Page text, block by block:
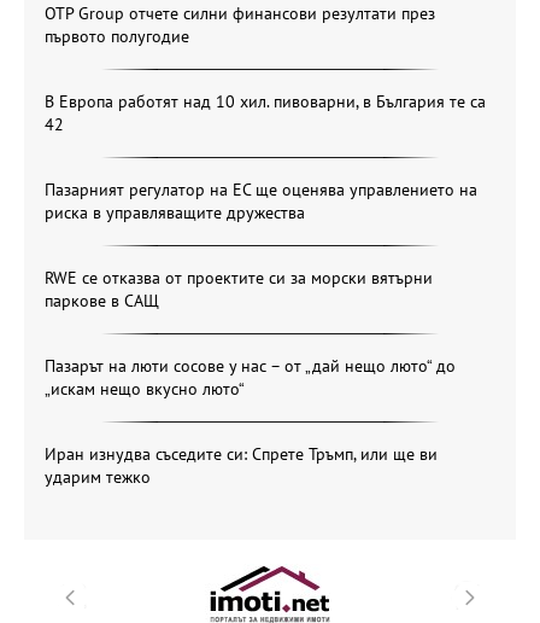
OTP Group отчете силни финансови резултати през
първото полугодие
В Европа работят над 10 хил. пивоварни, в България те са
42
Пазарният регулатор на ЕС ще оценява управлението на
риска в управляващите дружества
RWE се отказва от проектите си за морски вятърни
паркове в САЩ
Пазарът на люти сосове у нас – от „дай нещо люто“ до
„искам нещо вкусно люто“
Иран изнудва съседите си: Спрете Тръмп, или ще ви
ударим тежко